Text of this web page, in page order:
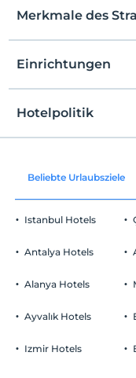
Merkmale des
Direkt
Einrichtungen
Hotelpolitik
Einchecken
Check-out
Vor 12:00
Haustiere
Rauchen
Der Aufenthalt für
Zimmer kostenlos
Beliebte Urlaubsziele
Istanbul Hotels
Antalya Hotels
Alanya Hotels
Ayvalık Hotels
Izmir Hotels